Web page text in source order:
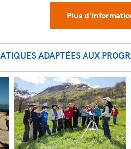
Plus
ADAPTÉES AUX